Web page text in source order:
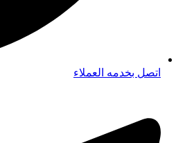
اتصل بخدمه العملاء